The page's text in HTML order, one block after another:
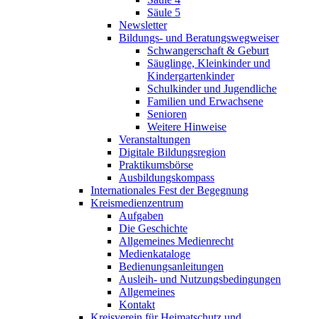
Säule 5
Newsletter
Bildungs- und Beratungswegweiser
Schwangerschaft & Geburt
Säuglinge, Kleinkinder und
Kindergartenkinder
Schulkinder und Jugendliche
Familien und Erwachsene
Senioren
Weitere Hinweise
Veranstaltungen
Digitale Bildungsregion
Praktikumsbörse
Ausbildungskompass
Internationales Fest der Begegnung
Kreismedienzentrum
Aufgaben
Die Geschichte
Allgemeines Medienrecht
Medienkataloge
Bedienungsanleitungen
Ausleih- und Nutzungsbedingungen
Allgemeines
Kontakt